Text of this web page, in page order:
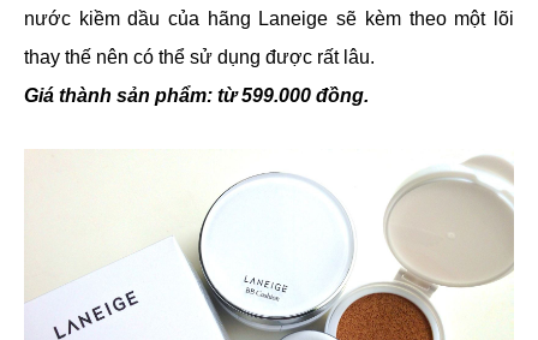
nước kiềm dầu của hãng Laneige sẽ kèm theo một lõi
thay thế nên có thể sử dụng được rất lâu.
Giá thành sản phẩm: từ 599.000 đồng.